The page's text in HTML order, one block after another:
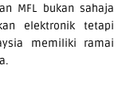
MFL bukan sahaja
elektronik tetapi
memiliki ramai